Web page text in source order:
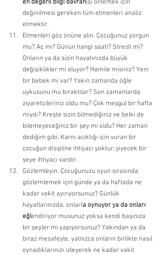
en değerli bilgi davranışı önlemek için
değinilmesi gereken tüm etmenleri analiz
etmektir.
Etmenleri göz önüne alın. Çocuğunuz yorgun
mu? Aç mı? Günün hangi saati? Stresli mi?
Onların ya da sizin hayatınızda büyük
değişiklikler mi oluyor? Hamile misiniz? Yeni
bir bebek mi var? Yakın zamanda öğle
uykusunu mu bıraktılar? Son zamanlarda
ziyaretçileriniz oldu mu? Çok meşgul bir hafta
mıydı? Kreşte sizin bilmediğiniz ve belki de
bilemeyeceğiniz bir şey mi oldu? Her zaman
dediğim gibi: Karnı acıktığı için vuran bir
çocuğun disipline ihtiyacı yoktur, yiyecek bir
şeye ihtiyacı vardır.
Gözlemleyin. Çocuğunuzu oyun sırasında
gözlemlemek için günde ya da haftada ne
kadar vakit ayırıyorsunuz? Günlük
hayatlarınızda, onlarla oynuyor ya da onları
eğlendiriyor musunuz yoksa kendi başınıza
bir şeyler mi yapıyorsunuz? Yakından ya da
biraz mesafeyle, yalnızca onların birlikte nasıl
oynadıklarınızı izleyerek ne kadar vakit